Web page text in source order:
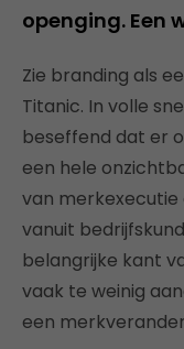
openging. Een
Zie branding als
Titanic. In volle
beseffend dat er
een hele
van merkexecutie
vanuit
belangrijke kant
vaak te weinig
een